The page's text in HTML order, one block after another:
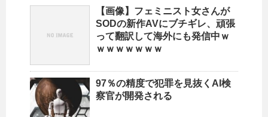
【画像】フェミニスト女さんが
SODの新作AVにブチギレ、頑張
って翻訳して海外にも発信中ｗ
ｗｗｗｗｗｗｗ
97％の精度で犯罪を見抜くAI検
察官が開発される